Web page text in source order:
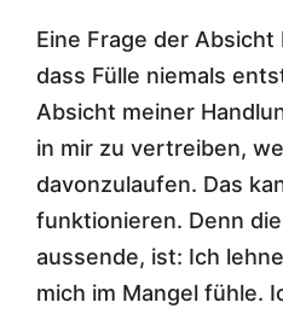
Eine Frage der Absicht
dass Fülle niemals
Absicht meiner
in mir zu vertreiben,
davonzulaufen. Das
funktionieren. Denn
aussende, ist: Ich
mich im Mangel fühle.